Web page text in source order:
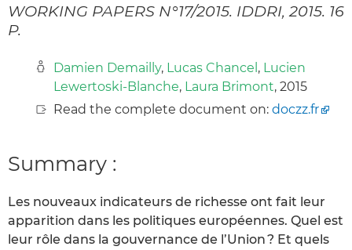
WORKING PAPERS N°17/2015. IDDRI, 2015. 16
P.
Damien Demailly, Lucas Chancel , Lucien
Lewertoski-Blanche, Laura Brimont, 2015
Read the complete document on: doczz.fr
Summary :
Les nouveaux indicateurs de richesse ont fait leur
apparition dans les politiques européennes. Quel est
leur rôle dans la gouvernance de l’Union ? Et quels